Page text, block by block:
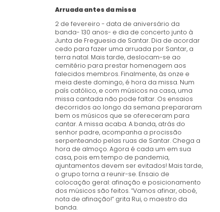
Arruada antes da missa
2 de fevereiro - data de aniversário da
banda- 130 anos- e dia de concerto junto à
Junta de Freguesia de Santar. Dia de acordar
cedo para fazer uma arruada por Santar, a
terra natal. Mais tarde, deslocam-se ao
cemitério para prestar homenagem aos
falecidos membros. Finalmente, às onze e
meia deste domingo, é hora da missa. Num
país católico, e com músicos na casa, uma
missa cantada não pode faltar. Os ensaios
decorridos ao longo da semana prepararam
bem os músicos que se ofereceram para
cantar. A missa acaba. A banda, atrás do
senhor padre, acompanha a procissão
serpenteando pelas ruas de Santar. Chega a
hora de almoço. Agora é cada um em sua
casa, pois em tempo de pandemia,
ajuntamentos devem ser evitados! Mais tarde,
o grupo torna a reunir-se. Ensaio de
colocação geral: afinação e posicionamento
dos músicos são feitos. “Vamos afinar, oboé,
nota de afinação!” grita Rui, o maestro da
banda.